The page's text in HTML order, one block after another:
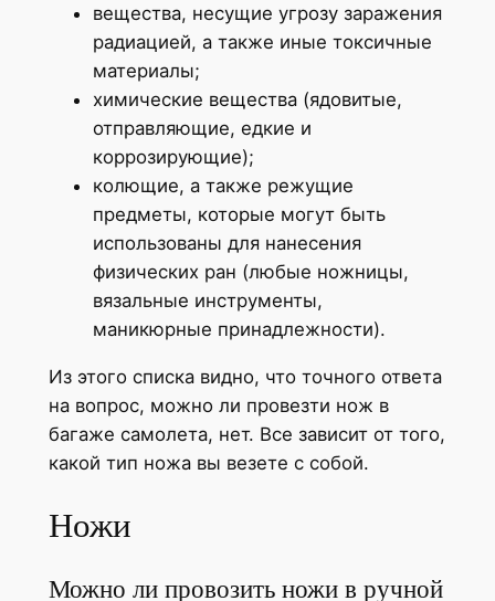
вещества, несущие угрозу заражения
радиацией, а также иные токсичные
материалы;
химические вещества (ядовитые,
отправляющие, едкие и
коррозирующие);
колющие, а также режущие
предметы, которые могут быть
использованы для нанесения
физических ран (любые ножницы,
вязальные инструменты,
маникюрные принадлежности).
Из этого списка видно, что точного ответа
на вопрос, можно ли провезти нож в
багаже самолета, нет. Все зависит от того,
какой тип ножа вы везете с собой.
Ножи
Можно ли провозить ножи в ручной